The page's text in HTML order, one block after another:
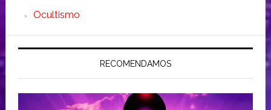
Ocultismo
RECOMENDAMOS